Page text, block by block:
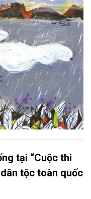
tại “Cuộc thi
tộc toàn quốc